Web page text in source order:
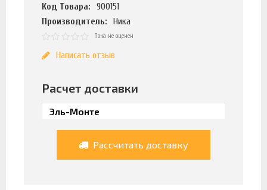
Код Товара:
900151
Производитель:
Ника
Пока не оценен
Написать отзыв
Расчет доставки
Рассчитать доставку